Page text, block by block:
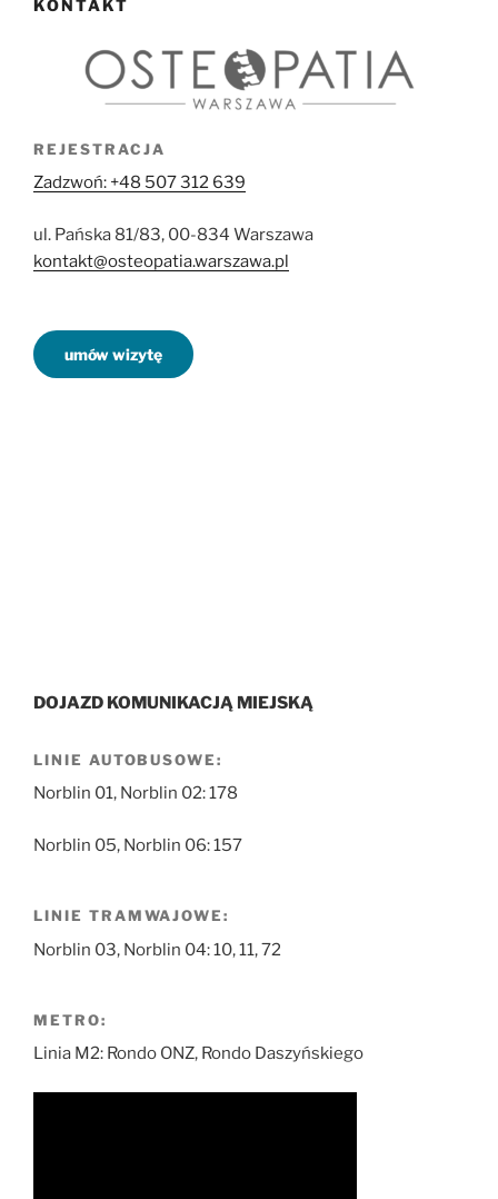
KONTAKT
REJESTRACJA
Zadzwoń: +48 507 312 639
ul. Pańska 81/83, 00-834 Warszawa
kontakt@osteopatia.warszawa.pl
umów wizytę
DOJAZD KOMUNIKACJĄ MIEJSKĄ
LINIE AUTOBUSOWE:
Norblin 01, Norblin 02: 178
Norblin 05, Norblin 06: 157
LINIE TRAMWAJOWE:
Norblin 03, Norblin 04: 10, 11, 72
METRO:
Linia M2: Rondo ONZ, Rondo Daszyńskiego